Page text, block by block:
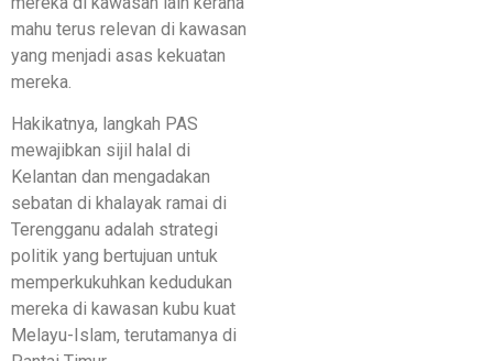
mahu terus relevan di kawasan
yang menjadi asas kekuatan
mereka.
Hakikatnya, langkah PAS
mewajibkan sijil halal di
Kelantan dan mengadakan
sebatan di khalayak ramai di
Terengganu adalah strategi
politik yang bertujuan untuk
memperkukuhkan kedudukan
mereka di kawasan kubu kuat
Melayu-Islam, terutamanya di